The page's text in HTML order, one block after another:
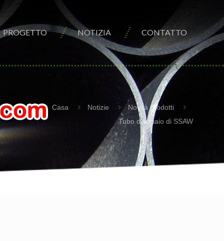
PROGETTO NOTIZIA CONTATTO
Casa Notizie
Novità prodotti
Tubo d'acciaio di SSAW